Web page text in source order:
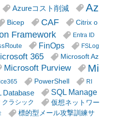
Azureコスト削減
Az
Bicep CAF
Citrix o
Framework
Entra ID
FinOps
FSLog
365
Microsoft Az
Microsoft Purview
Mi
PowerShell RI
Database
SQL Manage
クラシック
仮想ネットワー
標的型メール攻撃訓練サ